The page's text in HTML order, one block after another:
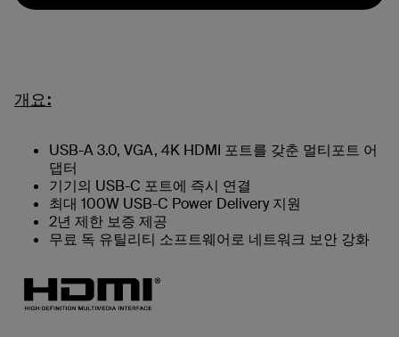
개요:
USB-A 3.0, VGA, 4K HDMI 포트를 갖춘 멀티포트 어
댑터
기기의 USB-C 포트에 즉시 연결
최대 100W USB-C Power Delivery 지원
2년 제한 보증 제공
무료 독 유틸리티 소프트웨어로 네트워크 보안 강화